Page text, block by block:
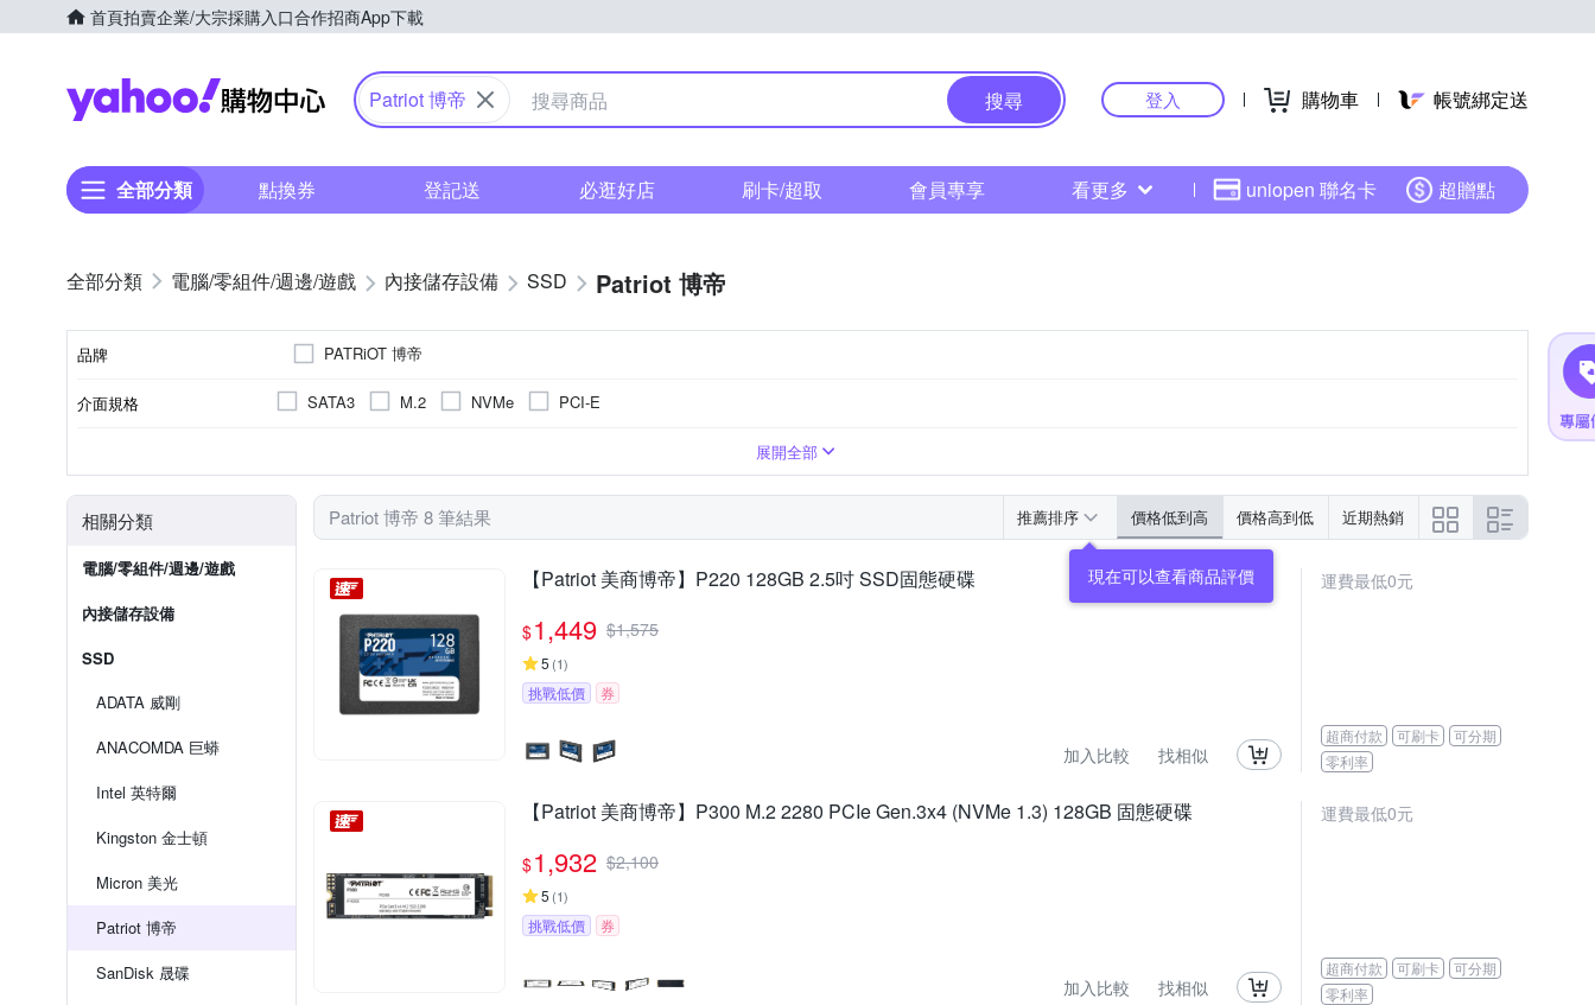
首頁拍賣企業/大宗採購入口合作招商App下載
Yahoo購物中心
Patriot 博帝 搜尋 登入 購物車 帳號綁定送
全部分類 點換券 登記送 必逛好店 刷卡/超取 會員專享 看更多 uniopen 聯名卡 超贈點
電腦/零組件/週邊/遊戲 內接儲存設備 SSD Patriot 博帝
品牌 PATRiOT 博帝
介面規格 SATA3 M.2 NVMe PCI-E
展開全部
相關分類
電腦/零組件/週邊/遊戲
內接儲存設備
SSD
ADATA 威剛
ANACOMDA 巨蟒
Intel 英特爾
Kingston 金士頓
Micron 美光
Patriot 博帝
SanDisk 晟碟
Patriot 博帝 8 筆結果 推薦排序 價格低到高 價格高到低 近期熱銷
現在可以查看商品評價
【Patriot 美商博帝】P220 128GB 2.5吋 SSD固態硬碟
$1,449 $1,575
5 (1)
挑戰低價 券
加入比較 找相似
運費最低0元
超商付款 可刷卡
可分期
零利率
【Patriot 美商博帝】P300 M.2 2280 PCIe Gen.3x4 (NVMe 1.3) 128GB 固態硬碟
$1,932 $2,100
5 (1)
挑戰低價 券
加入比較 找相似
運費最低0元
超商付款 可刷卡
可分期
零利率